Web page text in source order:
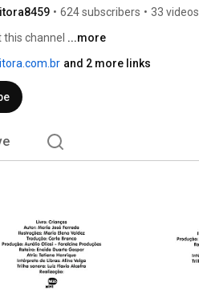
• 624 subscribers • 33 videos
channel ...more
and 2 more links